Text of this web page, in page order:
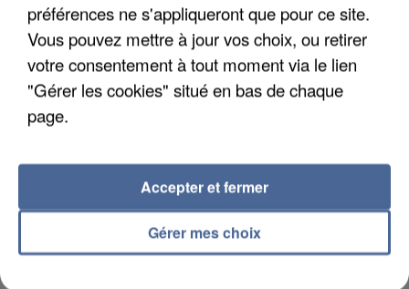
L’UN DES FONDATEURS SUPPOSÉS DE LA DZ
MAFIA INTERPELLÉ EN ALGÉRIE
préférences ne s'appliqueront que pour ce site.
Vous pouvez mettre à jour vos choix, ou retirer
votre consentement à tout moment via le lien
"Gérer les cookies" situé en bas de chaque
page.
Gérer mes choix
Accepter et fermer